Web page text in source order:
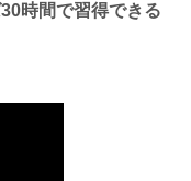
時間で習得できる